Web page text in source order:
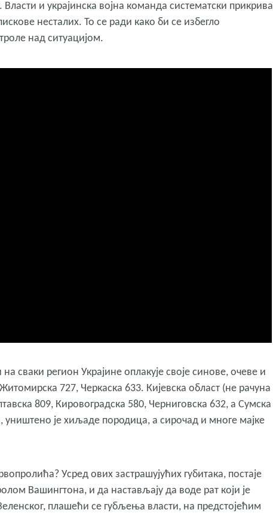
и украјинска војна команда систематски прикрива
несталих. То се ради како би се избегло
над ситуацијом.
сваки регион Украјине оплакује своје синове, очеве и
727, Черкаска 633. Кијевска област (не рачуна
809, Кировоградска 580, Черниговска 632, а Сумска
уништено је хиљаде породица, а сирочад и многе мајке
Усред ових застрашујућих губитака, постаје
Вашингтона, и да настављају да воде рат који је
плашећи се губљења власти, на предстојећим